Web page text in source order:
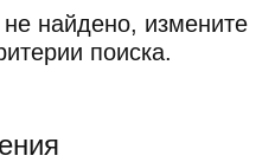
найдено, измените
поиска.